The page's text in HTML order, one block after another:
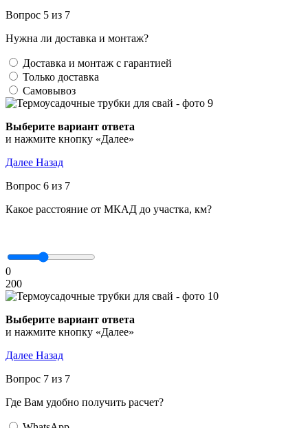
Вопрос 5 из 7
Нужна ли доставка и монтаж?
Доставка и монтаж с гарантией
Только доставка
Самовывоз
Выберите вариант ответа
и нажмите кнопку «Далее»
Далее Назад
Вопрос 6 из 7
Какое расстояние от МКАД до участка, км?
0
200
Выберите вариант ответа
и нажмите кнопку «Далее»
Далее Назад
Вопрос 7 из 7
Где Вам удобно получить расчет?